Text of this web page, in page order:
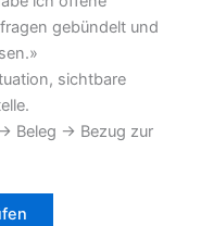
gebündelt und
sichtbare
Beleg → Bezug zur